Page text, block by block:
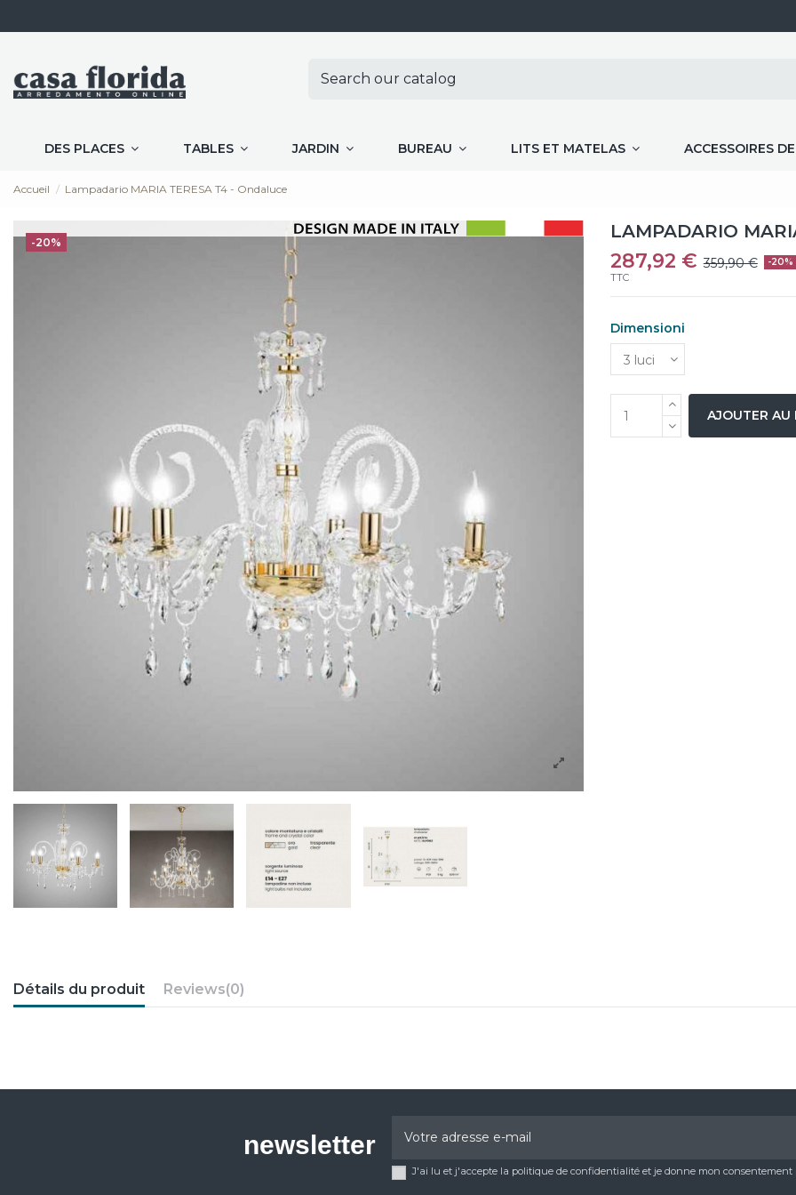
DES PLACES TABLES JARDIN BUREAU LITS ET MATELAS ACCESSOIRES
Accueil Lampadario MARIA TERESA T4 - Ondaluce
-20%
LAMPADARIO
287,92 € 359,90 € -20%
TTC
Dimensioni
AJOUTER AU
Détails du produit Reviews(0)
newsletter
J'ai lu et j'accepte la politique de confidentialité et je donne mon